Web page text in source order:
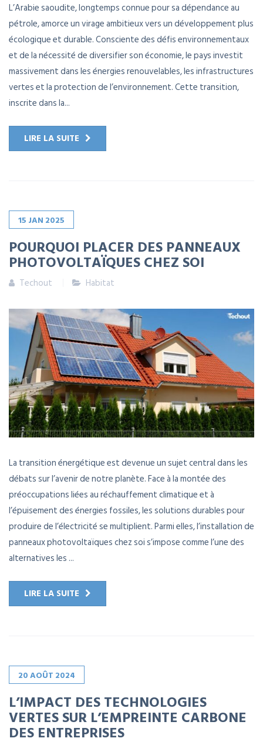
L’Arabie saoudite, longtemps connue pour sa dépendance au
pétrole, amorce un virage ambitieux vers un développement plus
écologique et durable. Consciente des défis environnementaux
et de la nécessité de diversifier son économie, le pays investit
massivement dans les énergies renouvelables, les infrastructures
vertes et la protection de l’environnement. Cette transition,
inscrite dans la...
LIRE LA SUITE
15 JAN 2025
POURQUOI PLACER DES PANNEAUX
PHOTOVOLTAÏQUES CHEZ SOI
Techout Habitat
La transition énergétique est devenue un sujet central dans les
débats sur l’avenir de notre planète. Face à la montée des
préoccupations liées au réchauffement climatique et à
l’épuisement des énergies fossiles, les solutions durables pour
produire de l’électricité se multiplient. Parmi elles, l’installation de
panneaux photovoltaïques chez soi s’impose comme l’une des
alternatives les ...
LIRE LA SUITE
20AOÛT 2024
L’IMPACT DES TECHNOLOGIES
VERTES SUR L’EMPREINTE CARBONE
DES ENTREPRISES